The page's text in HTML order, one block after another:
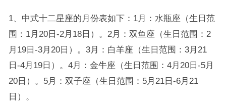
1、中式十二星座的月份表如下：1月：水瓶座（生日范
围：1月20日-2月18日）。2月：双鱼座（生日范围：2
月19日-3月20日）。3月：白羊座（生日范围：3月21
日-4月19日）。4月：金牛座（生日范围：4月20日-5月
20日）。5月：双子座（生日范围：5月21日-6月21
日）。